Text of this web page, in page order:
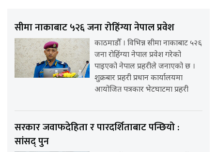
सीमा नाकाबाट ५२६ जना रोहिंग्या नेपाल प्रवेश
काठमाडौँ । विभिन्न सीमा नाकाबाट ५२६
जना रोहिंग्या नेपाल प्रवेश गरेको
पाइएको नेपाल प्रहरीले जनाएको छ ।
शुक्रबार प्रहरी प्रधान कार्यालयमा
आयोजित पत्रकार भेटघाटमा प्रहरी
सरकार जवाफदेहिता र पारदर्शिताबाट पन्छियो :
सांसद् पुन